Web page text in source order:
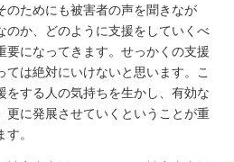
のためにも被害者の声を聞きなが
のか、どのように支援をしていくべ
要になってきます。せっかくの支援
ては絶対にいけないと思います。こ
をする人の気持ちを生かし、有効な
更に発展させていくということが重
。